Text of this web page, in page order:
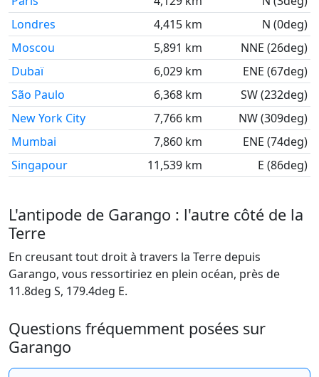
Londres
4,415 km
N (0deg)
Moscou
5,891 km
NNE (26deg)
Dubaï
6,029 km
ENE (67deg)
São Paulo
6,368 km
SW (232deg)
New York City
7,766 km
NW (309deg)
Mumbai
7,860 km
ENE (74deg)
Singapour
11,539 km E (86deg)
L'antipode de Garango : l'autre côté de la
Terre
En creusant tout droit à travers la Terre depuis
Garango, vous ressortiriez en plein océan, près de
11.8deg S, 179.4deg E.
Questions fréquemment posées sur
Garango